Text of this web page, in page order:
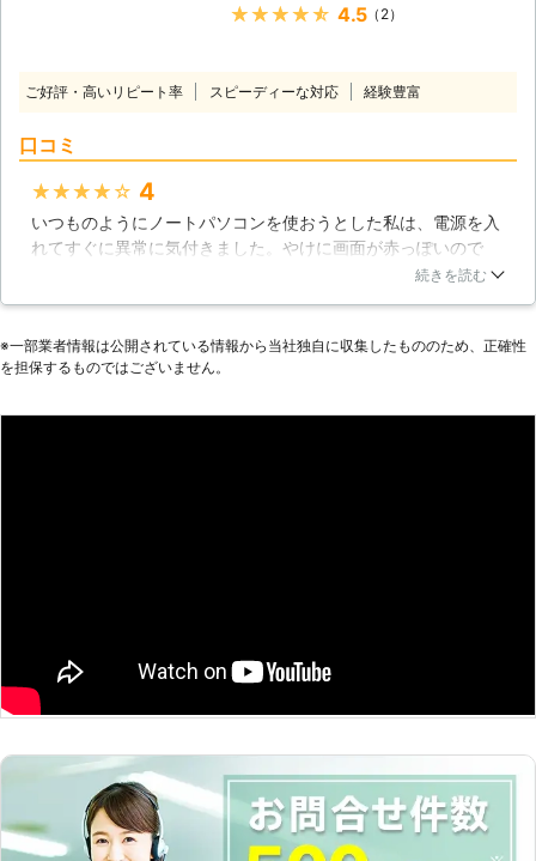
★★★★★ 4.5（2）
ご好評・高いリピート率 スピーディーな対応 経験豊富
口コミ
★★★★★ 4
いつものようにノートパソコンを使おうとした私は、電源を入
れてすぐに異常に気付きました。やけに画面が赤っぽいので
す。操作自体は普通にできるのですが、何だか不気味に思いバ
らったら普通の画面に戻りました。
続きを読む
※⼀部業者情報は公開されている情報から当社独⾃に収集したもののため、正確性
を担保するものではございません。